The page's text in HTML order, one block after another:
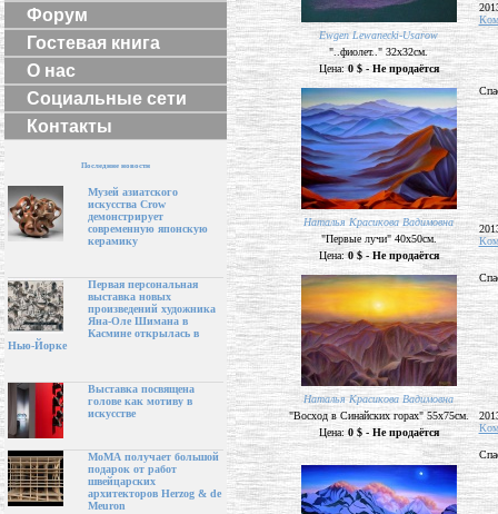
Форум
Гостевая книга
О нас
Социальные сети
Контакты
Последние новости
Музей азиатского
искусства Crow
демонстрирует
современную японскую
керамику
Первая персональная
выставка новых
произведений художника
Яна-Оле Шимана в
Касмине открылась в
Нью-Йорке
Выставка посвящена
голове как мотиву в
искусстве
МоМА получает большой
подарок от работ
швейцарских
архитекторов Herzog & de
Meuron
Ewgen Lewanecki-Usarow
"..фиолет.." 32х32см.
Цена:0 $ - Не продаётся
Наталья Красикова Вадимовна
"Первые лучи" 40х50см.
Цена:0 $ - Не продаётся
Наталья Красикова Вадимовна
"Восход в Синайских горах" 55х75см.
Цена: 0 $ - Не продаётся